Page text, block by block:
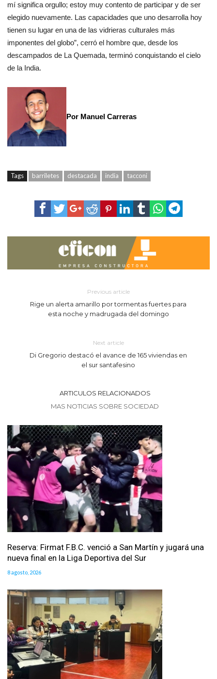
mí significa orgullo; estoy muy contento de participar y de ser
elegido nuevamente. Las capacidades que uno desarrolla hoy
tienen su lugar en una de las vidrieras culturales más
imponentes del globo”, cerró el hombre que, desde los
descampados de La Quemada, terminó conquistando el cielo
de la India.
Por Manuel Carreras
Tags barriletes destacada india tacconi
Previous article
Rige un alerta amarillo por tormentas fuertes para
esta noche y madrugada del domingo
Next article
Di Gregorio destacó el avance de 165 viviendas en
el sur santafesino
ARTICULOS RELACIONADOS
MAS NOTICIAS SOBRE SOCIEDAD
Reserva: Firmat F.B.C. venció a San Martín y jugará una
nueva final en la Liga Deportiva del Sur
8 agosto, 2026